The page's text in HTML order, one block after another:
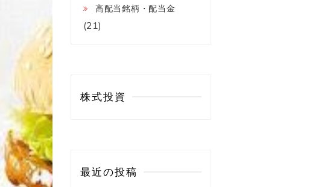
高配当銘柄・配当金
(21)
株式投資
最近の投稿